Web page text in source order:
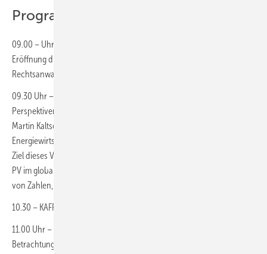
Programm PV Forum 2025
09.00 – Uhr Eröffnung und Grußwort
Eröffnung durch Martin Maslaton, Maslaton
Rechtsanwaltsgesellschaft
09.30 Uhr – Der Game Changer im Energiesystem – Stand,
Perspektiven und Herausforderungen der Photovoltaik
Martin Kaltschmitt, TU Hamburg, Institut für Umwelttechnik und
Energiewirtschaft.
Ziel dieses Vortrages ist es, den Status Quo und die Perspektiven der
PV im globalen und im deutschen Energiesystem aufzeigen – anhand
von Zahlen, Daten, Fakten.
10.30 – KAFFEEPAUSE
11.00 Uhr – PV + Batteriespeicher in der Planung – rechtliche
Betrachtungen.